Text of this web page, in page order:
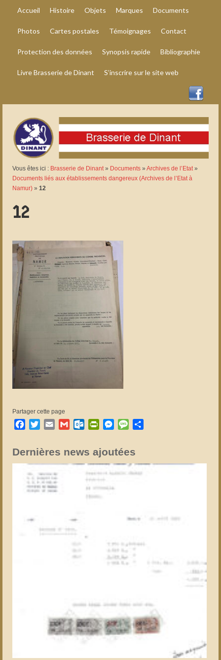
Accueil Histoire Objets Marques Documents
Photos Cartes postales Témoignages Contact
Protection des données Synopsis rapide Bibliographie
Livre Brasserie de Dinant S’inscrire sur le site web
Vous êtes ici : Brasserie de Dinant» Documents » Archives de l’Etat»
Documents liés aux établissements dangereux (Archives de l’Etat à
Namur) » 12
12
Partager cette page
Facebook
TwitterEmail GmailOutlook.com
PrintFriendly
Messenger
Message
Dernières news ajoutées